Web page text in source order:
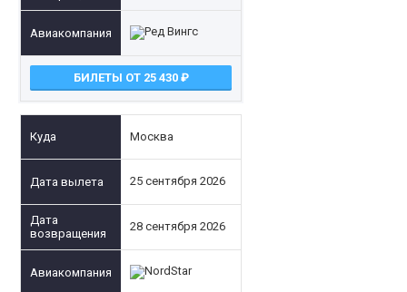
БИЛЕТЫ ОТ 25 430
Москва
25 сентября 2026
28 сентября 2026